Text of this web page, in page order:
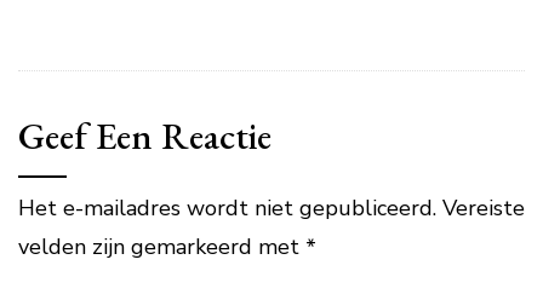
Geef Een Reactie
Het e-mailadres wordt niet gepubliceerd. Vereiste
velden zijn gemarkeerd met *